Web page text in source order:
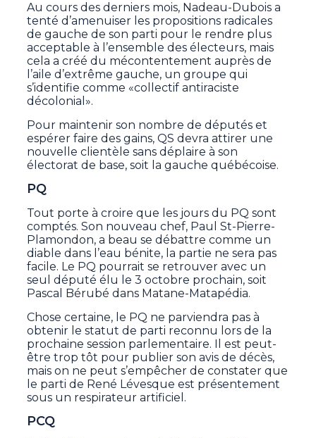
Au cours des derniers mois, Nadeau-Dubois a
tenté d’amenuiser les propositions radicales
de gauche de son parti pour le rendre plus
acceptable à l’ensemble des électeurs, mais
cela a créé du mécontentement auprès de
l’aile d’extrême gauche, un groupe qui
s’identifie comme «collectif antiraciste
décolonial».
Pour maintenir son nombre de députés et
espérer faire des gains, QS devra attirer une
nouvelle clientèle sans déplaire à son
électorat de base, soit la gauche québécoise.
PQ
Tout porte à croire que les jours du PQ sont
comptés. Son nouveau chef, Paul St-Pierre-
Plamondon, a beau se débattre comme un
diable dans l’eau bénite, la partie ne sera pas
facile. Le PQ pourrait se retrouver avec un
seul député élu le 3 octobre prochain, soit
Pascal Bérubé dans Matane-Matapédia.
Chose certaine, le PQ ne parviendra pas à
obtenir le statut de parti reconnu lors de la
prochaine session parlementaire. Il est peut-
être trop tôt pour publier son avis de décès,
mais on ne peut s’empêcher de constater que
le parti de René Lévesque est présentement
sous un respirateur artificiel.
PCQ